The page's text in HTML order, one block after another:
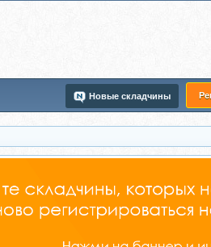
Новые складчины